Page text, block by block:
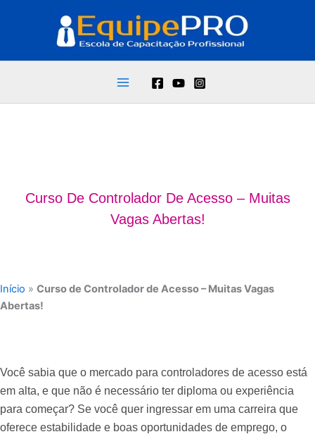
conteúdo
Curso De Controlador De Acesso – Muitas
Vagas Abertas!
Início » Curso de Controlador de Acesso – Muitas Vagas
Abertas!
Você sabia que o mercado para controladores de acesso está
em alta, e que não é necessário ter diploma ou experiência
para começar? Se você quer ingressar em uma carreira que
oferece estabilidade e boas oportunidades de emprego, o